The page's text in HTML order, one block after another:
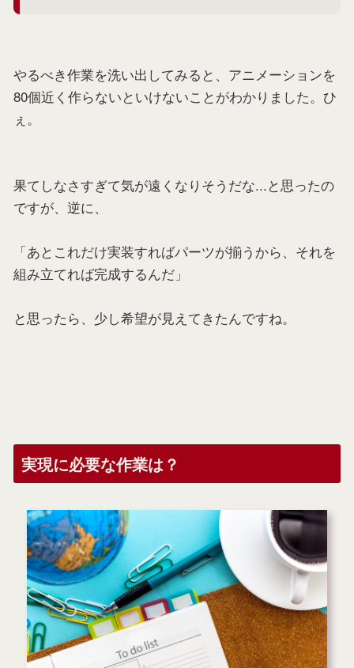
やるべき作業を洗い出してみると、アニメーションを
80個近く作らないといけないことがわかりました。ひ
ぇ。
果てしなさすぎて気が遠くなりそうだな...と思ったの
ですが、逆に、
「あとこれだけ実装すればパーツが揃うから、それを
組み立てれば完成するんだ」
と思ったら、少し希望が見えてきたんですね。
実現に必要な作業は？